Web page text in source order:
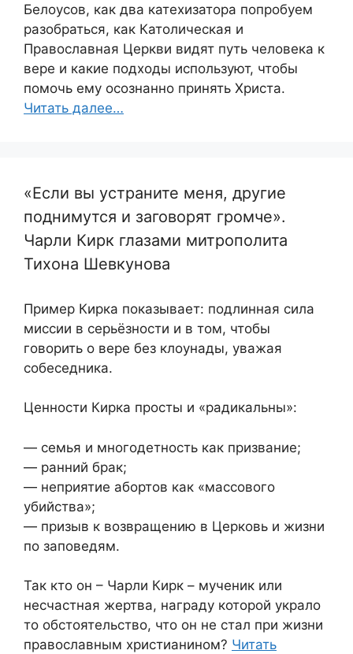
Белоусов, как два катехизатора попробуем
разобраться, как Католическая и
Православная Церкви видят путь человека к
вере и какие подходы используют, чтобы
помочь ему осознанно принять Христа.
Читать далее…
«Если вы устраните меня, другие
поднимутся и заговорят громче».
Чарли Кирк глазами митрополита
Тихона Шевкунова
Пример Кирка показывает: подлинная сила
миссии в серьёзности и в том, чтобы
говорить о вере без клоунады, уважая
собеседника.
Ценности Кирка просты и «радикальны»:
— семья и многодетность как призвание;
— ранний брак;
— неприятие абортов как «массового
убийства»;
— призыв к возвращению в Церковь и жизни
по заповедям.
Так кто он – Чарли Кирк – мученик или
несчастная жертва, награду которой украло
то обстоятельство, что он не стал при жизни
православным христианином? Читать